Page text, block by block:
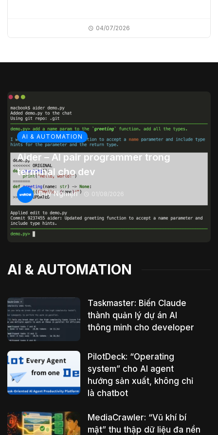
04/07/2026
AI & AUTOMATION
Aider – AI pair programmer trong
terminal cho dev
Duy Nghiện 01/08/2026
AI & AUTOMATION
Taskmaster: Biến Claude
thành quản lý dự án AI
thông minh cho developer
PilotDeck: “Operating
system” cho AI agent
hướng sản xuất, không chỉ
là chatbot
MediaCrawler: “Vũ khí bí
mật” thu thập dữ liệu đa nền